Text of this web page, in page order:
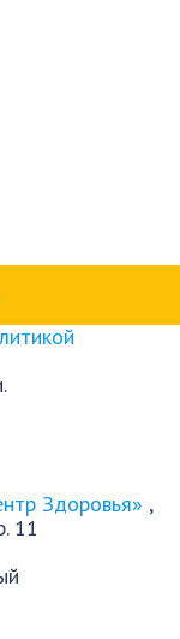
Здоровья» ,
11